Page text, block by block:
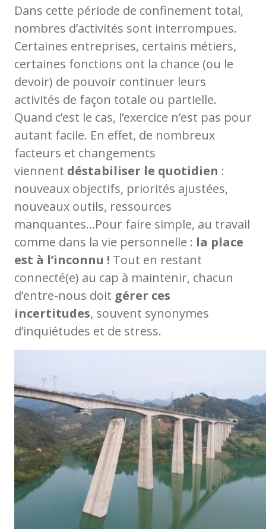
Dans cette période de confinement total,
nombres d’activités sont interrompues.
Certaines entreprises, certains métiers,
certaines fonctions ont la chance (ou le
devoir) de pouvoir continuer leurs
activités de façon totale ou partielle.
Quand c’est le cas, l’exercice n’est pas pour
autant facile. En effet, de nombreux
facteurs et changements
viennent déstabiliser le quotidien :
nouveaux objectifs, priorités ajustées,
nouveaux outils, ressources
manquantes…Pour faire simple, au travail
comme dans la vie personnelle : la place
est à l’inconnu ! Tout en restant
connecté(e) au cap à maintenir, chacun
d’entre-nous doit gérer ces
incertitudes, souvent synonymes
d’inquiétudes et de stress.